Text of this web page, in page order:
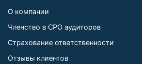
О компании
Членство в СРО аудиторов
Страхование ответственности
Отзывы клиентов